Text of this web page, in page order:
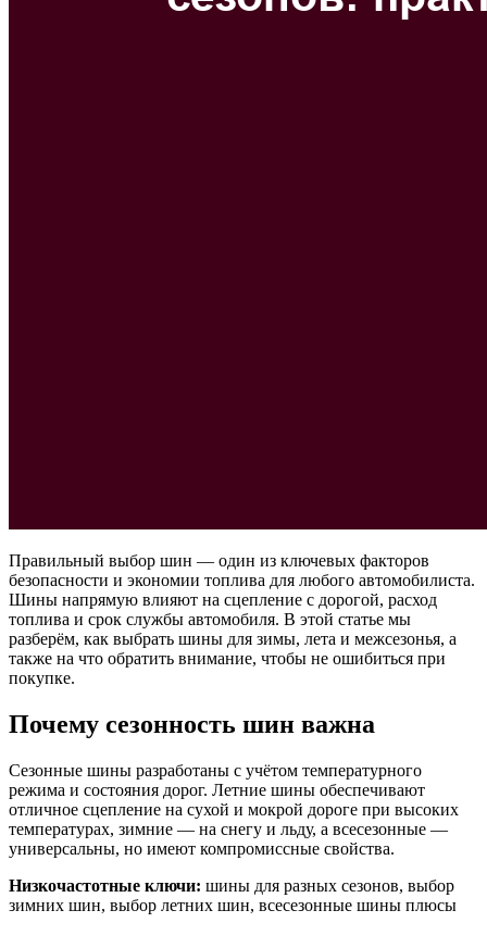
Правильный выбор шин — один из ключевых факторов
безопасности и экономии топлива для любого автомобилиста.
Шины напрямую влияют на сцепление с дорогой, расход
топлива и срок службы автомобиля. В этой статье мы
разберём, как выбрать шины для зимы, лета и межсезонья, а
также на что обратить внимание, чтобы не ошибиться при
покупке.
Почему сезонность шин важна
Сезонные шины разработаны с учётом температурного
режима и состояния дорог. Летние шины обеспечивают
отличное сцепление на сухой и мокрой дороге при высоких
температурах, зимние — на снегу и льду, а всесезонные —
универсальны, но имеют компромиссные свойства.
Низкочастотные ключи: шины для разных сезонов, выбор
зимних шин, выбор летних шин, всесезонные шины плюсы